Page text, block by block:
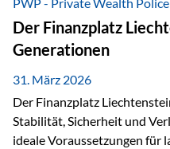
heißt das:Diese Gelder
allgemeinen Konkursmasse,
zur Erfüllung…
Der Finanzplatz
Generationen
31. März 2026
Der Finanzplatz
Stabilität, Sicherheit und
ideale Voraussetzungen für